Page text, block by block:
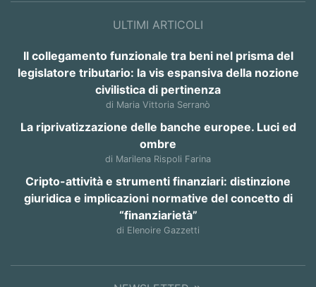
ULTIMI ARTICOLI
Il collegamento funzionale tra beni nel prisma del
legislatore tributario: la vis espansiva della nozione
civilistica di pertinenza
di Maria Vittoria Serranò
La riprivatizzazione delle banche europee. Luci ed
ombre
di Marilena Rispoli Farina
Cripto-attività e strumenti finanziari: distinzione
giuridica e implicazioni normative del concetto di
“finanziarietà”
di Elenoire Gazzetti